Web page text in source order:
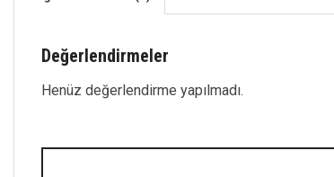
Değerlendirmeler
Henüz değerlendirme yapılmadı.